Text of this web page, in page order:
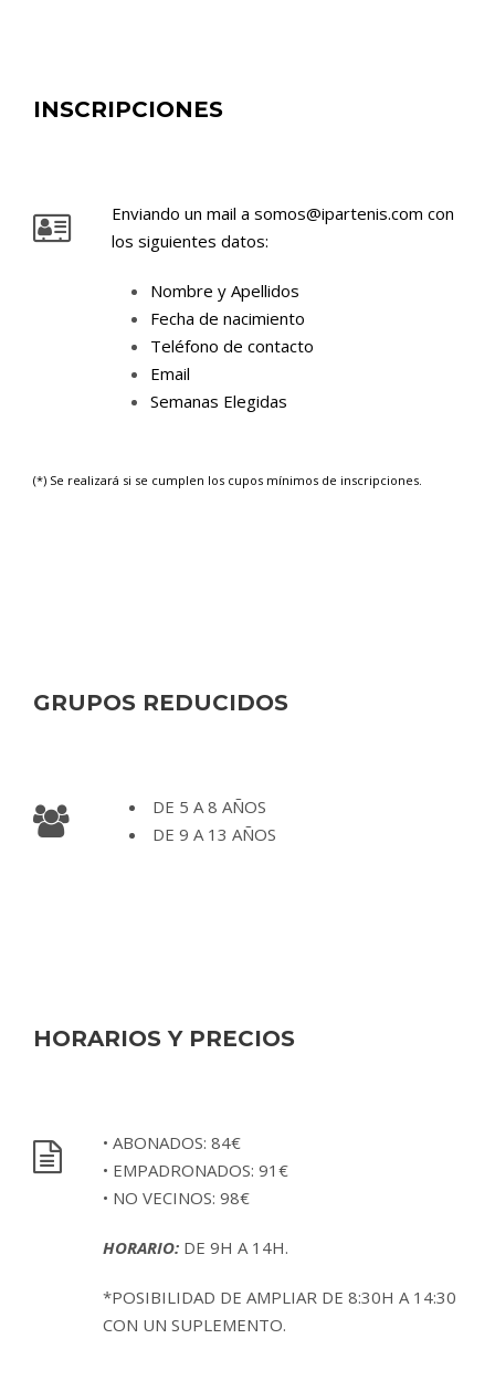
INSCRIPCIONES
Enviando un mail a somos@ipartenis.com con
los siguientes datos:
Nombre y Apellidos
Fecha de nacimiento
Teléfono de contacto
Email
Semanas Elegidas
(*) Se realizará si se cumplen los cupos mínimos de inscripciones.
GRUPOS REDUCIDOS
DE 5 A 8 AÑOS
DE 9 A 13 AÑOS
HORARIOS Y PRECIOS
• ABONADOS: 84€
• EMPADRONADOS: 91€
• NO VECINOS: 98€
HORARIO: DE 9H A 14H.
*POSIBILIDAD DE AMPLIAR DE 8:30H A 14:30
CON UN SUPLEMENTO.